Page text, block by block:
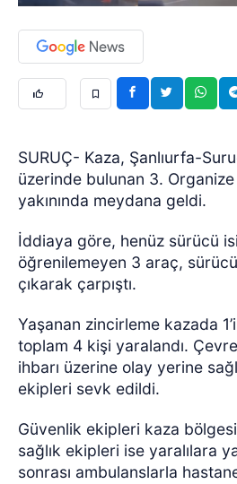
SURUÇ- Kaza, Şanlıurfa-
üzerinde bulunan 3.
yakınında meydana geldi.
İddiaya göre, henüz sürücü
öğrenilemeyen 3 araç,
çıkarak çarpıştı.
Yaşanan zincirleme kazada
toplam 4 kişi yaralandı.
ihbarı üzerine olay yerine
ekipleri sevk edildi.
Güvenlik ekipleri kaza
sağlık ekipleri ise yaralılara
sonrası ambulanslarla